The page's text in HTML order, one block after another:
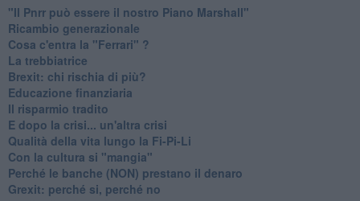
"Il Pnrr può essere il nostro Piano Marshall"
Ricambio generazionale
Cosa c'entra la "Ferrari" ?
La trebbiatrice
Brexit: chi rischia di più?
Educazione finanziaria
Il risparmio tradito
E dopo la crisi... un'altra crisi
Qualità della vita lungo la Fi-Pi-Li
​Con la cultura si "mangia"
​Perché le banche (NON) prestano il denaro
Grexit: perché si, perché no